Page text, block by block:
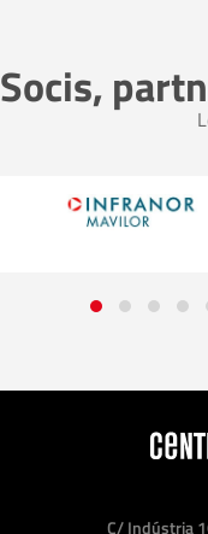
Socis,
C/ Indústria